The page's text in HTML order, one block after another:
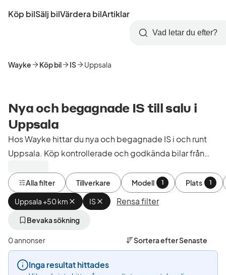
till
Startsida
Köp bilSälj bilVärdera bilArtiklar
Skapa
konto
Logga
in
Sök
Wayke Köp bil IS Uppsala
Nya och begagnade IS till salu i
Uppsala
Hos Wayke hittar du nya och begagnade IS i och runt
Uppsala. Köp kontrollerade och godkända bilar från
Alla filter Tillverkare Modell 1 Plats 1
Uppsala +50 km Ta
bort
aktivt
(Plats)
IS Ta
bort
Rensa filter
Bevaka sökning
0 annonser Sortera efterSenaste
Inga resultat hittades